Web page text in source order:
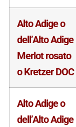
Alto Adige o
dell’Alto Adige
Merlot rosato
o Kretzer DOC
Alto Adige o
dell’Alto Adige